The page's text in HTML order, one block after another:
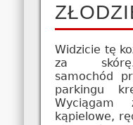
Widzicie tę
za skórę.
samochód
parkingu
Wyciągam
kąpielowe,